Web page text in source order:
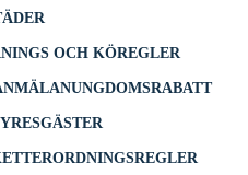
OCH KÖREGLER
UNGDOMSRABATT
ORDNINGSREGLER